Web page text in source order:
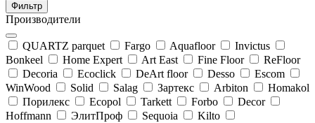
Фильтр
Производители
QUARTZ parquet Fargo Aquafloor
Invictus
Bonkeel
Home Expert Art East Fine Floor
ReFloor
Decoria
Ecoclick DeArt floor Desso
Escom
WinWood
Solid Salag Зартекс Arbiton
Homakol
Порилекс
Ecopol Tarkett Forbo
Decor
Hoffmann
ЭлитПроф Sequoia
Kilto